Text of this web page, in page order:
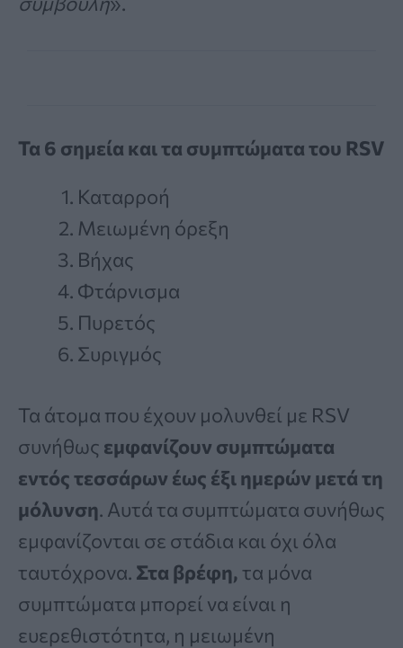
Τα 6 σημεία και τα συμπτώματα του RSV
Καταρροή
Μειωμένη όρεξη
Βήχας
Φτάρνισμα
Πυρετός
Συριγμός
Τα άτομα που έχουν μολυνθεί με RSV
συνήθως εμφανίζουν συμπτώματα
εντός τεσσάρων έως έξι ημερών μετά τη
μόλυνση. Αυτά τα συμπτώματα συνήθως
εμφανίζονται σε στάδια και όχι όλα
ταυτόχρονα. Στα βρέφη, τα μόνα
συμπτώματα μπορεί να είναι η
ευερεθιστότητα, η μειωμένη